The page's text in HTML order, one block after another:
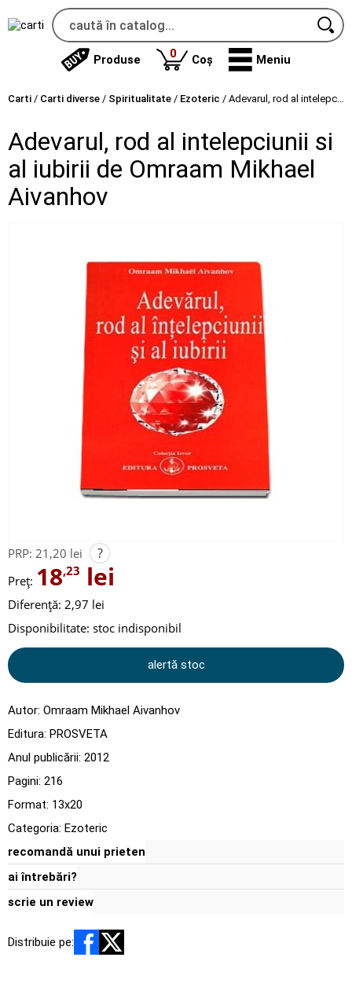
Produse 0produse
Coș Meniu
Carti / Carti diverse / Spiritualitate / Ezoteric / Adevarul, rod al intelepciunii si al iubirii de Omraam Mikhael Aivanhov
Adevarul, rod al intelepciunii si
al iubirii de Omraam Mikhael
Aivanhov
PRP: 21,20 lei ?
Preț: 18,23 lei
Diferență: 2,97 lei
Disponibilitate: stoc indisponibil
alertă stoc
Autor: Omraam Mikhael Aivanhov
Editura: PROSVETA
Anul publicării: 2012
Pagini: 216
Format: 13x20
Categoria: Ezoteric
recomandă unui prieten
ai întrebări?
scrie un review
Distribuie pe: